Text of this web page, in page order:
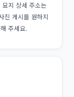
지 상세 주소는
진 게시를 원하지
주세요.